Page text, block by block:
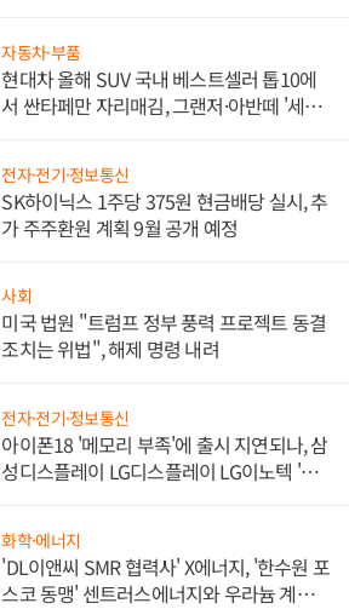
자동차·부품
현대차 올해 SUV 국내 베스트셀러 톱10에
서 싼타페만 자리매김, 그랜저·아반떼 '세단
전자·전기·정보통신
SK하이닉스 1주당 375원 현금배당 실시, 추
가 주주환원 계획 9월 공개 예정
사회
미국 법원 "트럼프 정부 풍력 프로젝트 동결
조치는 위법", 해제 명령 내려
전자·전기·정보통신
아이폰18 '메모리 부족'에 출시 지연되나, 삼
성디스플레이 LG디스플레이 LG이노텍 '탈
화학·에너지
'DL이앤씨 SMR 협력사' X에너지, '한수원 포
스코 동맹' 센트러스에너지와 우라늄 계약